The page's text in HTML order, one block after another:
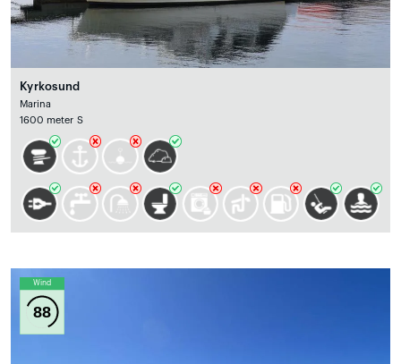
Kyrkosund
Marina
1600 meter S
Wind
88